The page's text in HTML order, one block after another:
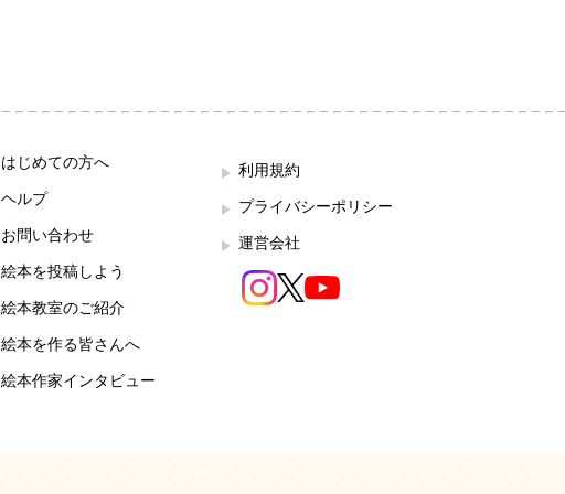
はじめての方へ
ヘルプ
お問い合わせ
絵本を投稿しよう
絵本教室のご紹介
絵本を作る皆さんへ
絵本作家インタビュー
利用規約
プライバシーポリシー
運営会社